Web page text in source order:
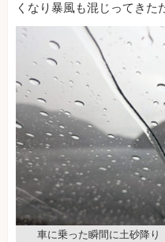
くなり暴風も混じってきた
車に乗った瞬間に土砂降り